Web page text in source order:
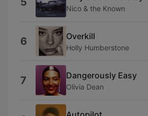
Nico & the Known
6 Overkill
Holly Humberstone
7 Dangerously Easy
Olivia Dean